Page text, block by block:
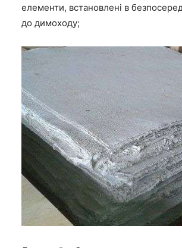
елементи, встановлені в
до димоходу;